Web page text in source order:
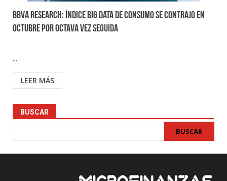
BBVA Research: Índice Big Data de Consumo se contrajo en
octubre por octava vez seguida
...
LEER MÁS
BUSCAR
BUSCAR